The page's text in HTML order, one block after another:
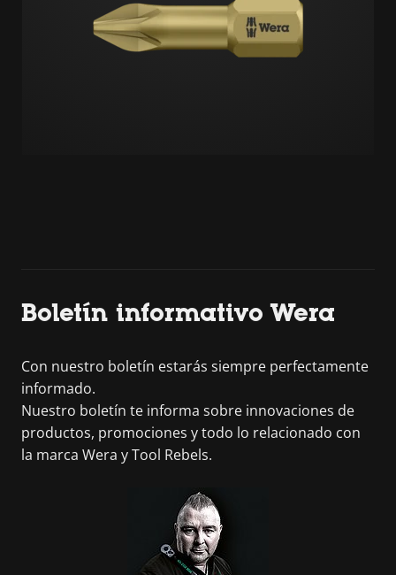
Boletín informativo Wera
Con nuestro boletín estarás siempre perfectamente
informado.
Nuestro boletín te informa sobre innovaciones de
productos, promociones y todo lo relacionado con
la marca Wera y Tool Rebels.